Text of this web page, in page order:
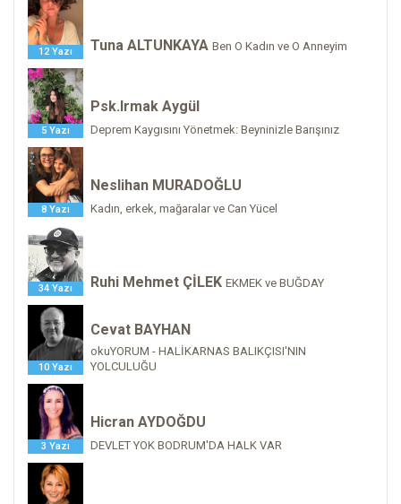
12 Yazı Tuna ALTUNKAYA Ben O Kadın ve O Anneyim
5 Yazı
Psk.Irmak Aygül
Deprem Kaygısını Yönetmek: Beyninizle Barışınız
8 Yazı
Neslihan MURADOĞLU
Kadın, erkek, mağaralar ve Can Yücel
34 Yazı Ruhi Mehmet ÇİLEK EKMEK ve BUĞDAY
10 Yazı
Cevat BAYHAN
okuYORUM - HALİKARNAS BALIKÇISI'NIN
YOLCULUĞU
3 Yazı
Hicran AYDOĞDU
DEVLET YOK BODRUM'DA HALK VAR